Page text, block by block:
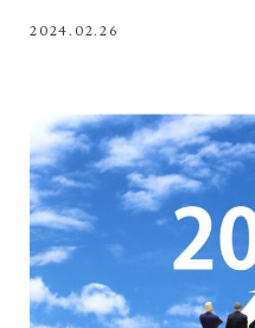
2024.02.26